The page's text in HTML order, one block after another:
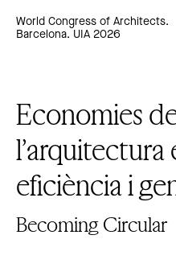
World Congress of Architects.
Barcelona. UIA 2026
Economies
l’arquitectura
eficiència i
Becoming Circular